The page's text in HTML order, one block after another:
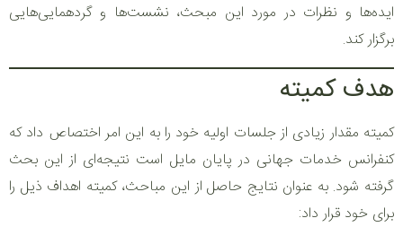
ایده‌ها و نظرات در مورد این مبحث، نشست‌ها و گردهمایی‌هایی
برگزار کند.
هدف کمیته
کمیته مقدار زیادی از جلسات اولیه خود را به این امر اختصاص داد که
کنفرانس خدمات جهانی در پایان مایل است نتیجه‌ای از این بحث
گرفته شود. به عنوان نتایج حاصل از این مباحث، کمیته اهداف ذیل را
برای خود قرار داد: